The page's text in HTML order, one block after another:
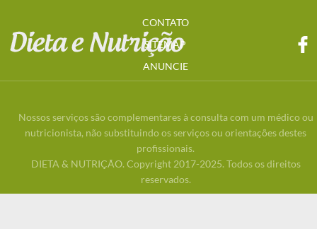
CONTATO
SITEMAP
ANUNCIE
Nossos serviços são complementares à consulta com um médico ou
nutricionista, não substituindo os serviços ou orientações destes
profissionais.
DIETA & NUTRIÇÃO. Copyright 2017-2025. Todos os direitos
reservados.